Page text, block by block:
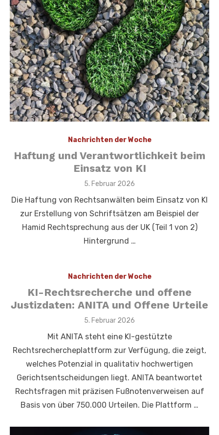
Nachrichten der Woche
Haftung und Verantwortlichkeit beim
Einsatz von KI
Veröffentlicht
5. Februar 2026
Die Haftung von Rechtsanwälten beim Einsatz von KI
zur Erstellung von Schriftsätzen am Beispiel der
Hamid Rechtsprechung aus der UK (Teil 1 von 2)
Hintergrund …
Nachrichten der Woche
KI-Rechtsrecherche und offene
Justizdaten: ANITA und Offene Urteile
Veröffentlicht
5. Februar 2026
Mit ANITA steht eine KI-gestützte
Rechtsrechercheplattform zur Verfügung, die zeigt,
welches Potenzial in qualitativ hochwertigen
Gerichtsentscheidungen liegt. ANITA beantwortet
Rechtsfragen mit präzisen Fußnotenverweisen auf
Basis von über 750.000 Urteilen. Die Plattform …